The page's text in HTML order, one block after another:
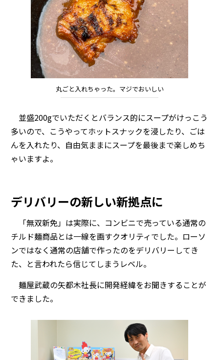
丸ごと入れちゃった。マジでおいしい
並盛200gでいただくとバランス的にスープがけっこう
多いので、こうやってホットスナックを浸したり、ごは
んを入れたり、自由気ままにスープを最後まで楽しめち
ゃいますよ。
デリバリーの新しい新拠点に
「無双新免」は実際に、コンビニで売っている通常の
チルド麺商品とは一線を画すクオリティでした。ローソ
ンではなく通常の店舗で作ったのをデリバリーしてき
た、と言われたら信じてしまうレベル。
麺屋武蔵の矢都木社長に開発経緯をお聞きすることが
できました。